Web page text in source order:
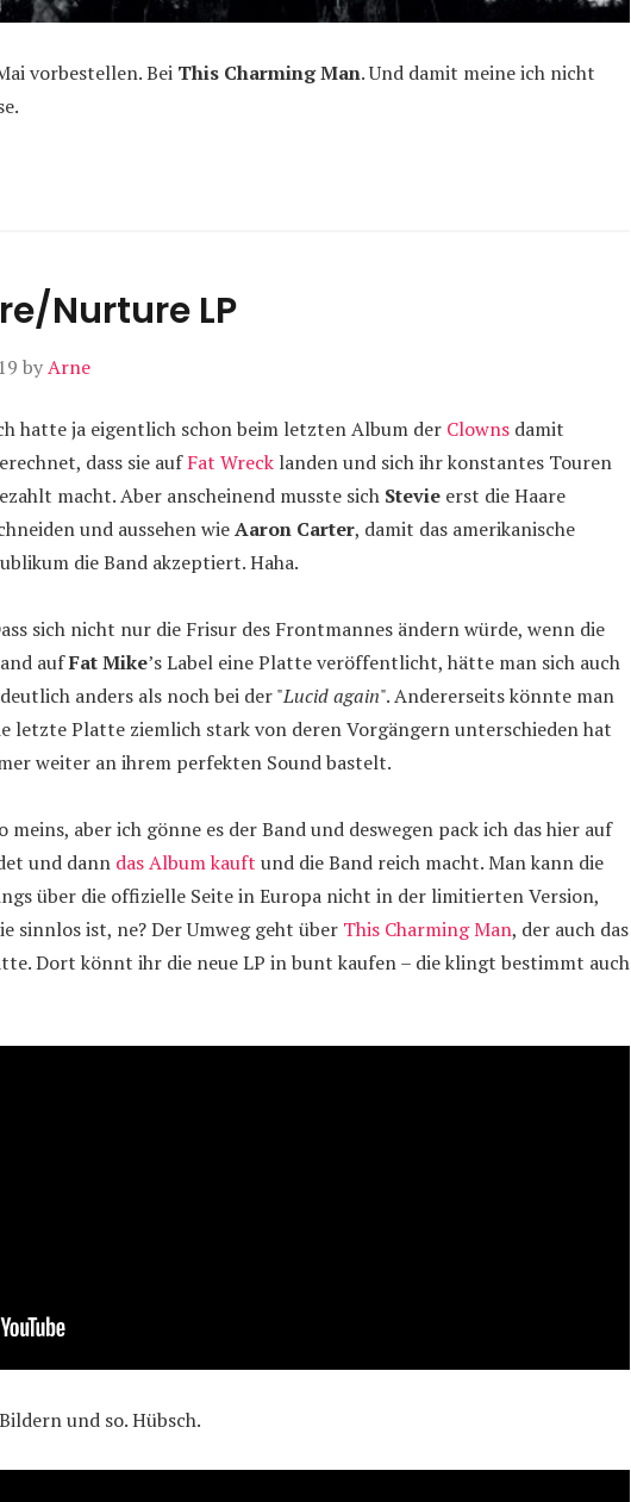
vorbestellen. Bei This Charming Man. Und damit meine ich nicht
Nurture LP
byArne
hatte ja eigentlich schon beim letzten Album der Clowns damit
dass sie aufFat Wreck landen und sich ihr konstantes Touren
macht. Aber anscheinend musste sich Stevie erst die Haare
und aussehen wieAaron Carter, damit das amerikanische
die Band akzeptiert. Haha.
sich nicht nur die Frisur des Frontmannes ändern würde, wenn die
aufFat Mike’s Label eine Platte veröffentlicht, hätte man sich auch
anders als noch bei der "Lucid again". Andererseits könnte man
letzte Platte ziemlich stark von deren Vorgängern unterschieden hat
weiter an ihrem perfekten Sound bastelt.
aber ich gönne es der Band und deswegen pack ich das hier auf
und dann das Album kauft und die Band reich macht. Man kann die
über die offizielle Seite in Europa nicht in der limitierten Version,
sinnlos ist, ne? Der Umweg geht über This Charming Man, der auch das
Dort könnt ihr die neue LP in bunt kaufen – die klingt bestimmt auch
und so. Hübsch.